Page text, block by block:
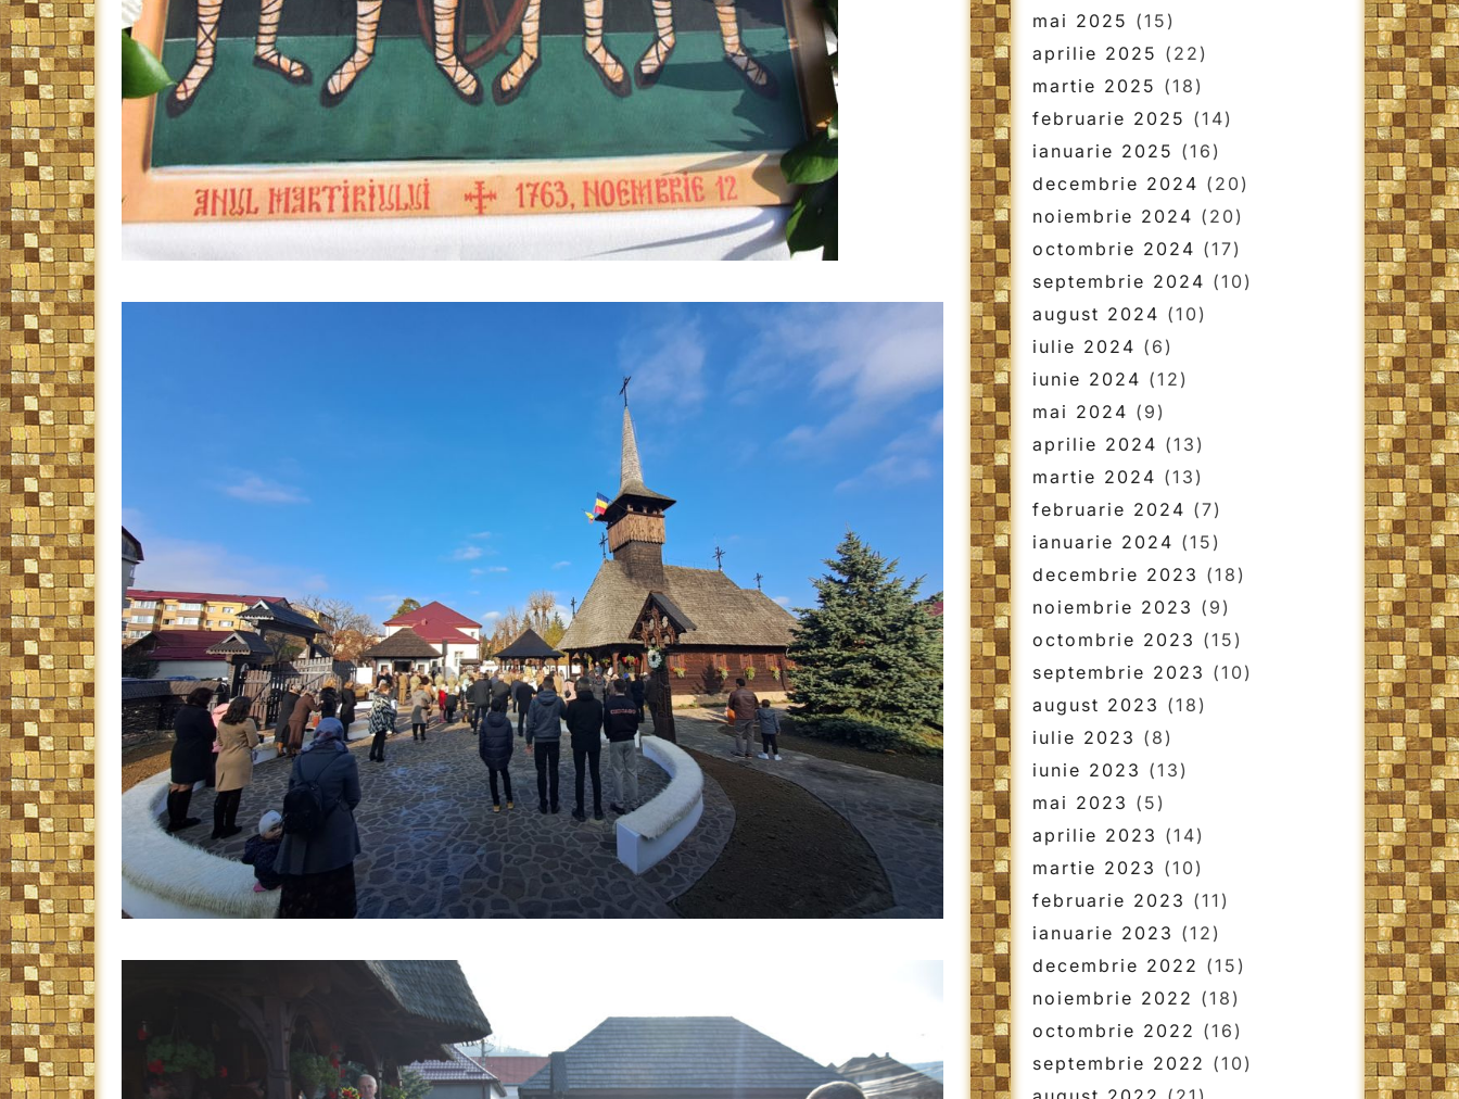
mai 2025 (15)
aprilie 2025 (22)
martie 2025 (18)
februarie 2025 (14)
ianuarie 2025 (16)
decembrie 2024 (20)
noiembrie 2024 (20)
octombrie 2024 (17)
septembrie 2024 (10)
august 2024 (10)
iulie 2024 (6)
iunie 2024 (12)
mai 2024 (9)
aprilie 2024 (13)
martie 2024 (13)
februarie 2024 (7)
ianuarie 2024 (15)
decembrie 2023 (18)
noiembrie 2023 (9)
octombrie 2023 (15)
septembrie 2023 (10)
august 2023 (18)
iulie 2023 (8)
iunie 2023 (13)
mai 2023 (5)
aprilie 2023 (14)
martie 2023 (10)
februarie 2023 (11)
ianuarie 2023 (12)
decembrie 2022 (15)
noiembrie 2022 (18)
octombrie 2022 (16)
septembrie 2022 (10)